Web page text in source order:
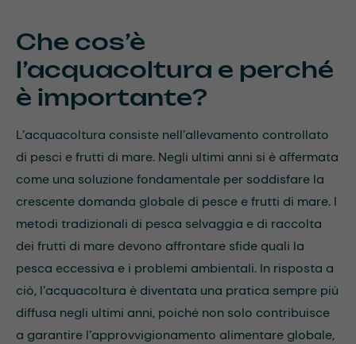
Che cos’è
l’acquacoltura e perché
è importante?
L’acquacoltura consiste nell’allevamento controllato
di pesci e frutti di mare. Negli ultimi anni si è affermata
come una soluzione fondamentale per soddisfare la
crescente domanda globale di pesce e frutti di mare. I
metodi tradizionali di pesca selvaggia e di raccolta
dei frutti di mare devono affrontare sfide quali la
pesca eccessiva e i problemi ambientali. In risposta a
ciò, l’acquacoltura è diventata una pratica sempre più
diffusa negli ultimi anni, poiché non solo contribuisce
a garantire l’approvvigionamento alimentare globale,